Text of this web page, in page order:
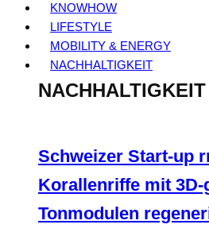
KNOWHOW
LIFESTYLE
MOBILITY & ENERGY
NACHHALTIGKEIT
NACHHALTIGKEIT
Schweizer Start-up
Korallenriffe mit 3D-
Tonmodulen